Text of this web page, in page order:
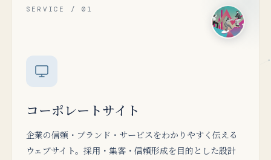
SERVICE / 01
コーポレートサイト
企業の信頼・ブランド・サービスをわかりやすく伝える
ウェブサイト。採用・集客・信頼形成を目的とした設計